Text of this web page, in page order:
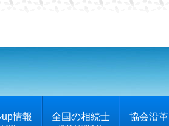
情報 全国の相続士 協会沿革